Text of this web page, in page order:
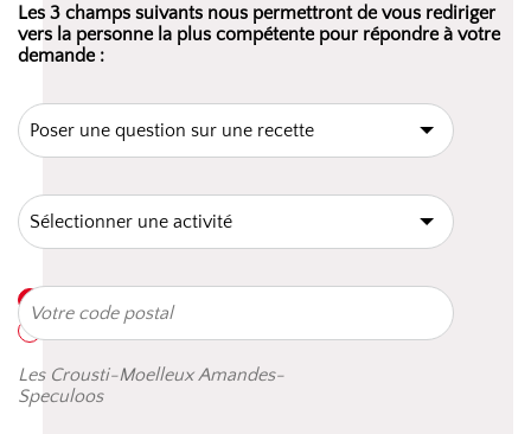
Les 3 champs suivants nous permettront de vous rediriger
vers la personne la plus compétente pour répondre à votre
demande :
Les Crousti-Moelleux Amandes-
Speculoos